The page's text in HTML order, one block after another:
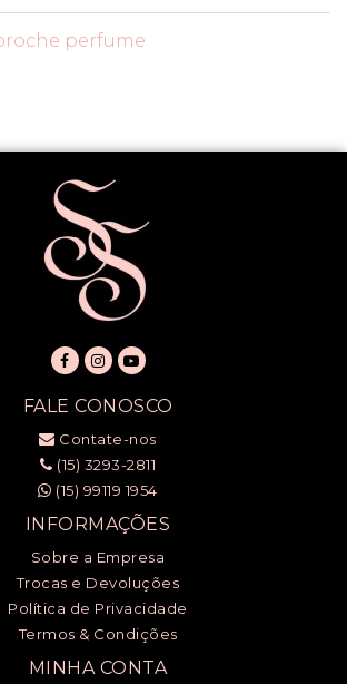
perfume
FALE CONOSCO
Contate-nos
(15) 3293-2811
(15) 99119 1954
INFORMAÇÕES
Sobre a Empresa
Trocas e Devoluções
Política de Privacidade
Termos & Condições
MINHA CONTA